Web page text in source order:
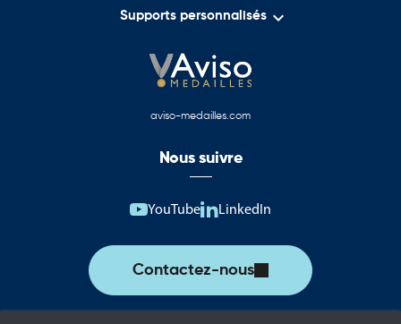
Supports personnalisés 
aviso-medailles.com
Nous suivre
YouTube LinkedIn
Contactez-nous